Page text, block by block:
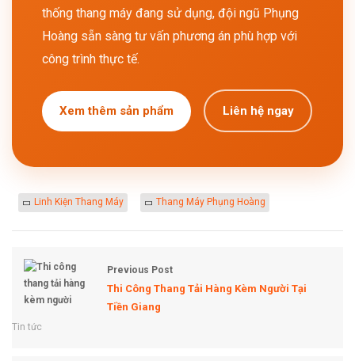
thống thang máy đang sử dụng, đội ngũ Phụng
Hoàng sẵn sàng tư vấn phương án phù hợp với
công trình thực tế.
Xem thêm sản phẩm Liên hệ ngay
Linh Kiện Thang Máy Thang Máy Phụng Hoàng
Previous Post
Thi Công Thang Tải Hàng Kèm Người Tại
Tiền Giang
Tin tức